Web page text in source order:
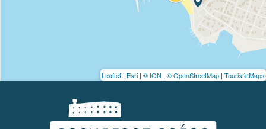
Leaflet | Esri | © IGN | © OpenStreetMap | TouristicMaps